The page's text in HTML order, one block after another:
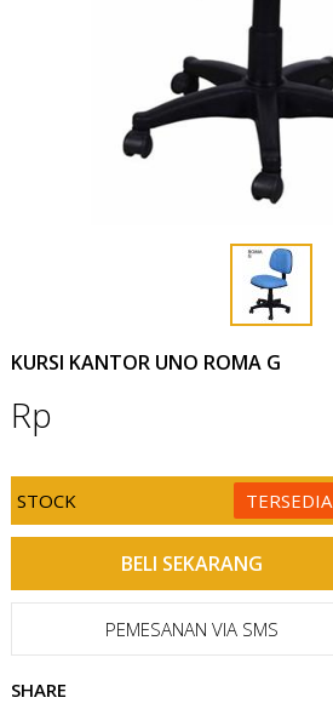
KURSI KANTOR UNO ROMA G
Rp
STOCK TERSEDIA
PEMESANAN VIA SMS
SHARE